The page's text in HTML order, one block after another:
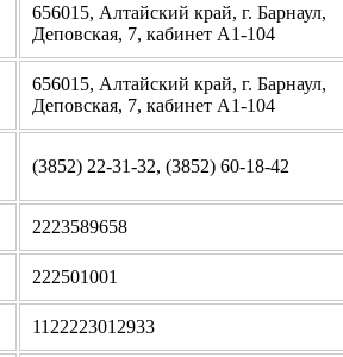
656015, Алтайский край, г. Барнаул,
Деповская, 7, кабинет А1-104
656015, Алтайский край, г. Барнаул,
Деповская, 7, кабинет А1-104
(3852) 22-31-32, (3852) 60-18-42
2223589658
222501001
1122223012933